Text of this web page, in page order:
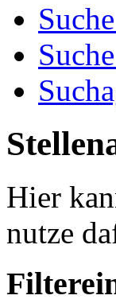
Hier
nutze